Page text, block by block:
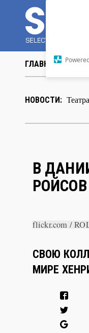
ГЛАВНАЯ
НОВОСТИ:
В
РОЙСОВ
flickr.com /
СВОЮ
МИРЕ